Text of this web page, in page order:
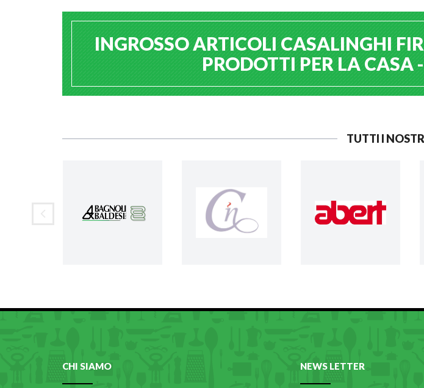
INGROSSO ARTICOLI CASALINGHI
PRODOTTI PER LA CASA
TUTTI I
CHI SIAMO NEWS LETTER